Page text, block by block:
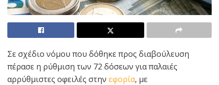
Σε σχέδιο νόμου που δόθηκε προς διαβούλευση
πέρασε η ρύθμιση των 72 δόσεων για παλαιές
αρρύθμιστες οφειλές στην εφορία, με